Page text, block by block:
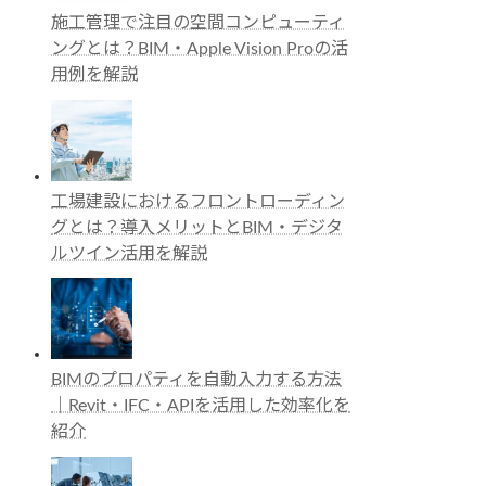
施工管理で注目の空間コンピューティ
ングとは？BIM・Apple Vision Proの活
用例を解説
工場建設におけるフロントローディン
グとは？導入メリットとBIM・デジタ
ルツイン活用を解説
BIMのプロパティを自動入力する方法
｜Revit・IFC・APIを活用した効率化を
紹介